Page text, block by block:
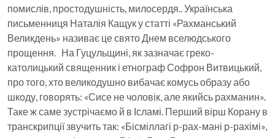
помислів, простодушність, милосердя.. Українська
письменниця Наталія Кащук у статті «Рахманський
Великдень» називає це свято Днем вселюдського
прощення. На Гуцульщині, як зазначає греко-
католицький священник і етнограф Софрон Витвицький,
про того, хто великодушно вибачає комусь образу або
шкоду, говорять: «Сисе не чоловік, але якийсь рахманин».
Таке ж саме зустрічаємо й в Ісламі. Перший вірш Корану в
транскрипції звучить так: «Бісміллагі р-рах-мані р-рахімі»,